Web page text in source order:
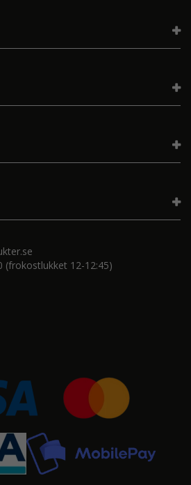
(frokostlukket 12-12:45)